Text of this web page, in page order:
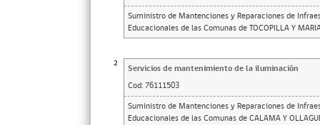
Suministro de Mantenciones y Reparaciones de
Educacionales de las Comunas de TOCOPILLA Y
2
Servicios de mantenimiento de la iluminación
Cod: 76111503
Suministro de Mantenciones y Reparaciones de
Educacionales de las Comunas de CALAMA Y